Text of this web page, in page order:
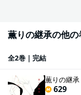
薫りの継承の他
全2巻｜完結
薫りの継
629